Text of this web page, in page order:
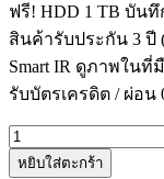
ฟรี! HDD 1 TB บัน
สินค้ารับประกัน 3 ปี
Smart IR ดูภาพในที่
รับบัตรเครดิต / ผ่อน
จำนวน
Hikvision-
หยิบใส่ตะกร้า